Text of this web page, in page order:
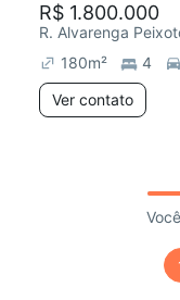
R$ 1.800.000
R. Alvarenga
180m² 4
Ver contato